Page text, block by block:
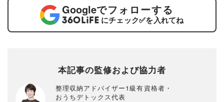
Googleでフォローする
にチェック✅を入れてね
本記事の監修および協力者
整理収納アドバイザー1級有資格者・
おうちデトックス代表